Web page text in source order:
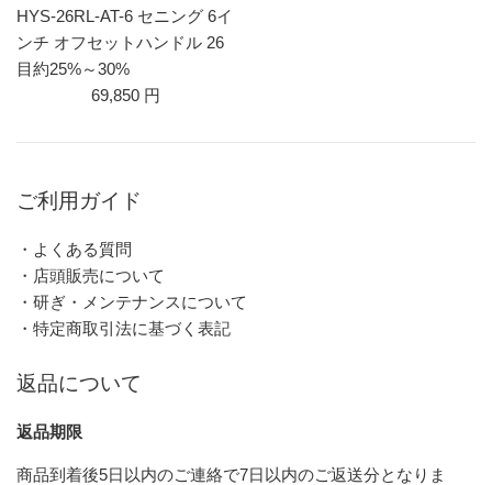
HYS-26RL-AT-6 セニング 6イ
ンチ オフセットハンドル 26
目約25%～30%
69,850 円
ご利用ガイド
・よくある質問
・店頭販売について
・研ぎ・メンテナンスについて
・特定商取引法に基づく表記
返品について
返品期限
商品到着後5日以内のご連絡で7日以内のご返送分となりま